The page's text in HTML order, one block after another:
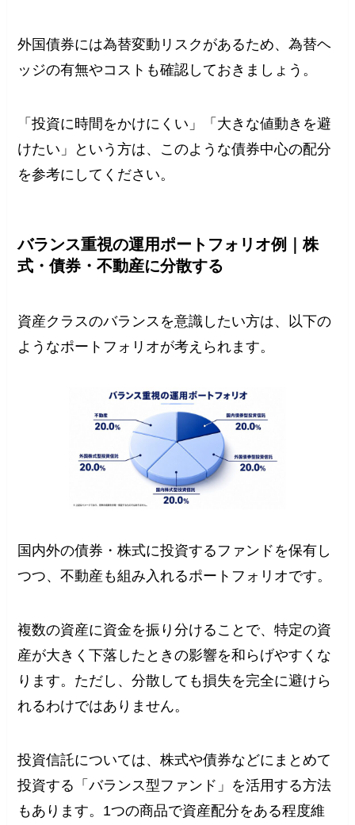
外国債券には為替変動リスクがあるため、為替ヘ
ッジの有無やコストも確認しておきましょう。
「投資に時間をかけにくい」「大きな値動きを避
けたい」という方は、このような債券中心の配分
を参考にしてください。
バランス重視の運用ポートフォリオ例｜株
式・債券・不動産に分散する
資産クラスのバランスを意識したい方は、以下の
ようなポートフォリオが考えられます。
国内外の債券・株式に投資するファンドを保有し
つつ、不動産も組み入れるポートフォリオです。
複数の資産に資金を振り分けることで、特定の資
産が大きく下落したときの影響を和らげやすくな
ります。ただし、分散しても損失を完全に避けら
れるわけではありません。
投資信託については、株式や債券などにまとめて
投資する「バランス型ファンド」を活用する方法
もあります。1つの商品で資産配分をある程度維